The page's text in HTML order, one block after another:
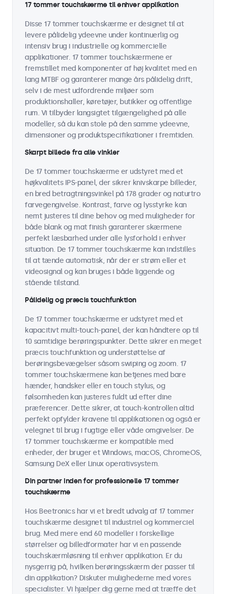
17 tommer touchskærme til enhver applikation
Disse 17 tommer touchskærme er designet til at
levere pålidelig ydeevne under kontinuerlig og
intensiv brug i industrielle og kommercielle
applikationer. 17 tommer touchskærmene er
fremstillet med komponenter af høj kvalitet med en
lang MTBF og garanterer mange års pålidelig drift,
selv i de mest udfordrende miljøer som
produktionshaller, køretøjer, butikker og offentlige
rum. Vi tilbyder langsigtet tilgængelighed på alle
modeller, så du kan stole på den samme ydeevne,
dimensioner og produktspecifikationer i fremtiden.
Skarpt billede fra alle vinkler
De 17 tommer touchskærme er udstyret med et
højkvalitets IPS-panel, der sikrer knivskarpe billeder,
en bred betragtningsvinkel på 178 grader og naturtro
farvegengivelse. Kontrast, farve og lysstyrke kan
nemt justeres til dine behov og med muligheder for
både blank og mat finish garanterer skærmene
perfekt læsbarhed under alle lysforhold i enhver
situation. De 17 tommer touchskærme kan indstilles
til at tænde automatisk, når der er strøm eller et
videosignal og kan bruges i både liggende og
stående tilstand.
Pålidelig og præcis touchfunktion
De 17 tommer touchskærme er udstyret med et
kapacitivt multi-touch-panel, der kan håndtere op til
10 samtidige berøringspunkter. Dette sikrer en meget
præcis touchfunktion og understøttelse af
berøringsbevægelser såsom swiping og zoom. 17
tommer touchskærmene kan betjenes med bare
hænder, handsker eller en touch stylus, og
følsomheden kan justeres fuldt ud efter dine
præferencer. Dette sikrer, at touch-kontrollen altid
perfekt opfylder kravene til applikationen og også er
velegnet til brug i fugtige eller våde omgivelser. De
17 tommer touchskærme er kompatible med
enheder, der bruger et Windows, macOS, ChromeOS,
Samsung DeX eller Linux operativsystem.
Din partner inden for professionelle 17 tommer
touchskærme
Hos Beetronics har vi et bredt udvalg af 17 tommer
touchskærme designet til industriel og kommerciel
brug. Med mere end 60 modeller i forskellige
størrelser og billedformater har vi en passende
touchskærmløsning til enhver applikation. Er du
nysgerrig på, hvilken berøringsskærm der passer til
din applikation? Diskuter mulighederne med vores
specialister. Vi hjælper dig gerne med at træffe det